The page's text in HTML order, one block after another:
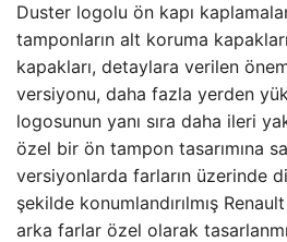
Duster logolu ön kapı
tamponların alt koruma
kapakları, detaylara verilen
versiyonu, daha fazla yerden
logosunun yanı sıra daha ileri
özel bir ön tampon tasarımına
versiyonlarda farların üzerinde
şekilde konumlandırılmış
arka farlar özel olarak